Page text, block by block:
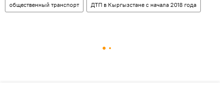
общественный транспорт ДТП в Кыргызстане с начала 2018 года